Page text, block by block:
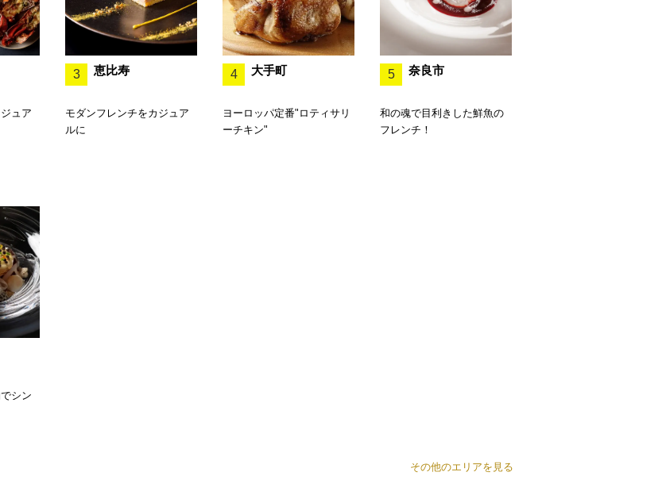
ュア
3 恵比寿
モダンフレンチをカジュア
ルに
4 大手町
ヨーロッパ定番"ロティサリ
ーチキン"
5 奈良市
和の魂で目利きした鮮魚の
フレンチ！
シン
その他のエリアを見る